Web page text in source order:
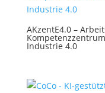
AKzentE4.0 –
Industrie 4.0